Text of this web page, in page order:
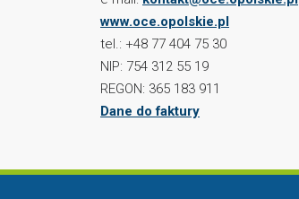
www.oce.opolskie.pl
tel.: +48 77 404 75 30
NIP: 754 312 55 19
REGON: 365 183 911
Dane do faktury